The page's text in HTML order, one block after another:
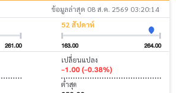
ข้อมูลล่าสุด 08 ส.ค. 2569 03:20:14
261.00
52 สัปดาห์
163.00 264.00
เปลี่ยนแปลง
-1.00 (-0.38%)
ต่ำสุด